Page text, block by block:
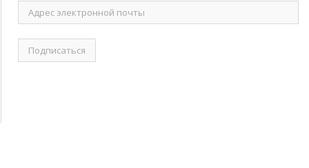
Адрес
электронной